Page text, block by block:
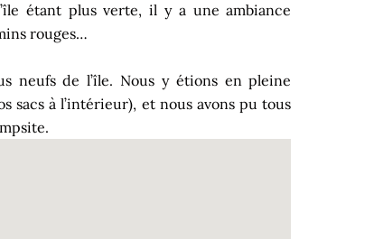
étant plus verte, il y a une ambiance
rouges…
neufs de l’île. Nous y étions en pleine
sacs à l’intérieur), et nous avons pu tous